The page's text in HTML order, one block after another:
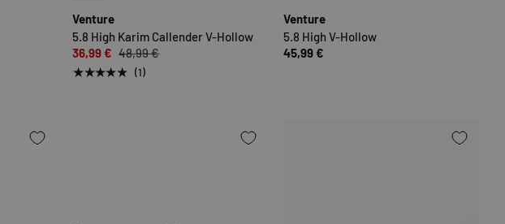
Venture
5.8 High Karim Callender V-Hollow
36,99 € 48,99 €
★★★★★ (1)
Venture
5.8 High V-Hollow
45,99 €